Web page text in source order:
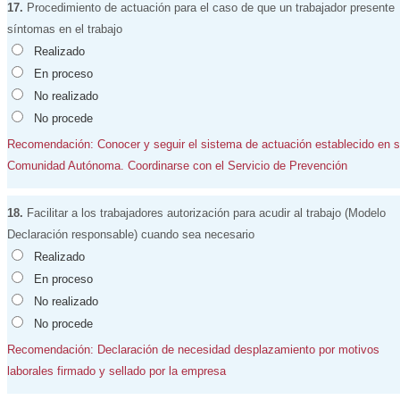
17. Procedimiento de actuación para el caso de que un trabajador presente
síntomas en el trabajo
Realizado
En proceso
No realizado
No procede
Recomendación: Conocer y seguir el sistema de actuación establecido en
Comunidad Autónoma. Coordinarse con el Servicio de Prevención
18. Facilitar a los trabajadores autorización para acudir al trabajo (Modelo
Declaración responsable) cuando sea necesario
Realizado
En proceso
No realizado
No procede
Recomendación: Declaración de necesidad desplazamiento por motivos
laborales firmado y sellado por la empresa